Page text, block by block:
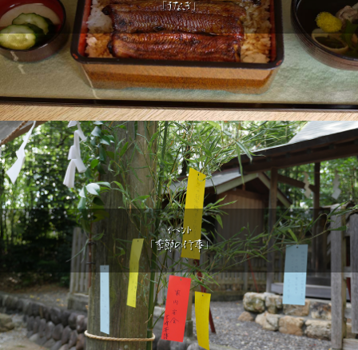
「うなぎ」
イベント
「季節の行事」